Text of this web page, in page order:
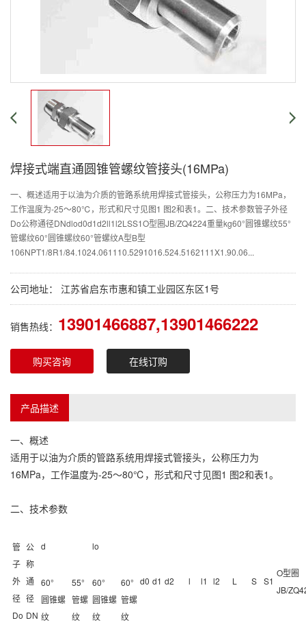
焊接式端直通圆锥管螺纹管接头(16MPa)
一、概述适用于以油为介质的管路系统用焊接式管接头，公称压力为16MPa，
工作温度为-25～80℃，形式和尺寸见图1 图2和表1。二、技术参数管子外径
Do公称通径DNdlod0d1d2ll1l2LSS1O型圈JB/ZQ4224重量kg60°圆锥螺纹55°
管螺纹60°圆锥螺纹60°管螺纹A型B型
106NPT1/8R1/84.1024.061110.5291016.524.5162111X1.90.06...
公司地址： 江苏省启东市惠和镇工业园区东区1号
销售热线： 13901466887,13901466222
购买咨询 在线订购
产品描述
一、概述
适用于以油为介质的管路系统用焊接式管接头，公称压力为
16MPa，工作温度为-25～80℃，形式和尺寸见图1 图2和表1。
二、技术参数
管
子
外
径
Do
公
称
通
径
DN
d lo
d0 d1 d2 l l1 l2 L S S1
O型圈
JB/
60°
圆锥螺
纹
55°
管螺
纹
60°
圆锥螺
纹
60°
管螺
纹